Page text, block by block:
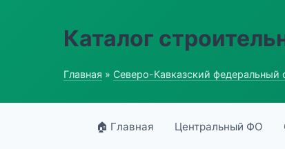
Каталог
Главная » Северо-Кавказский федеральный
🏠 Главная Центральный ФО